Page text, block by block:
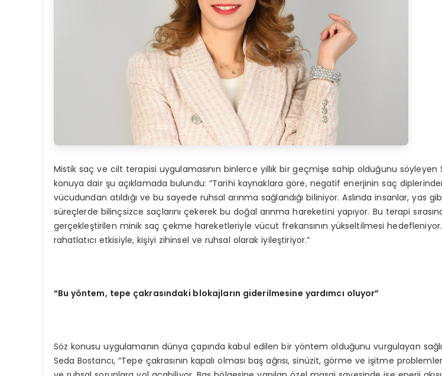
Mistik saç ve cilt terapisi uygulamasının binlerce yıllık bir geçmişe sahip olduğunu söyleyen
konuya dair şu açıklamada bulundu: “Tarihi kaynaklara göre, negatif enerjinin saç
vücudundan atıldığı ve bu sayede ruhsal arınma sağlandığı biliniyor. Aslında insanlar, yas
süreçlerde bilinçsizce saçlarını çekerek bu doğal arınma hareketini yapıyor. Bu terapi
gerçekleştirilen minik saç çekme hareketleriyle vücut frekansının yükseltilmesi
rahatlatıcı etkisiyle, kişiyi zihinsel ve ruhsal olarak iyileştiriyor.”
“Bu yöntem, tepe çakrasındaki blokajların giderilmesine yardımcı oluyor”
Söz konusu uygulamanın dünya çapında kabul edilen bir yöntem olduğunu vurgulayan
Seda Bostancı, “Tepe çakrasının kapalı olması baş ağrısı, sinüzit, görme ve işitme